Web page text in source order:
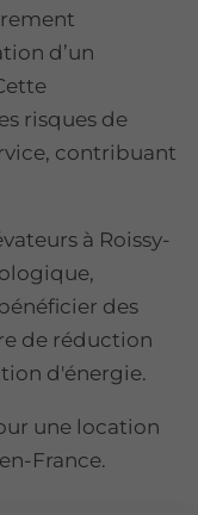
d’un
risques de
contribuant
à Roissy-
des
de réduction
d'énergie.
une location
France.